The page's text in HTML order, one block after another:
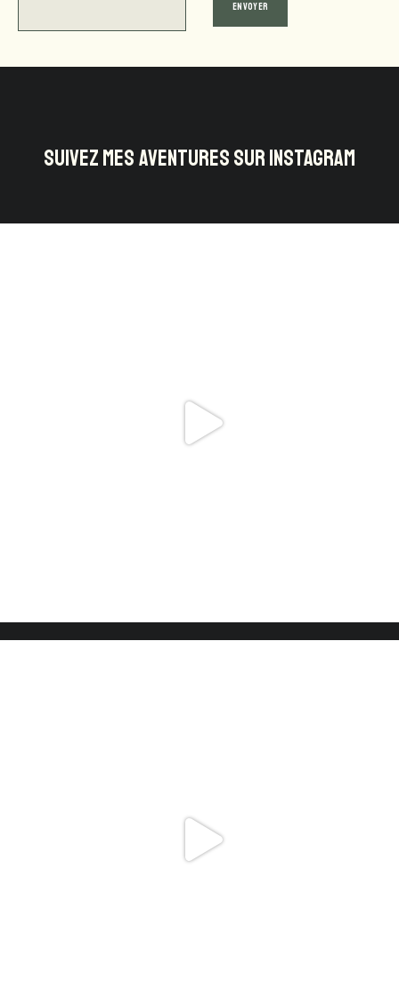
SUIVEZ MES AVENTURES SUR INSTAGRAM